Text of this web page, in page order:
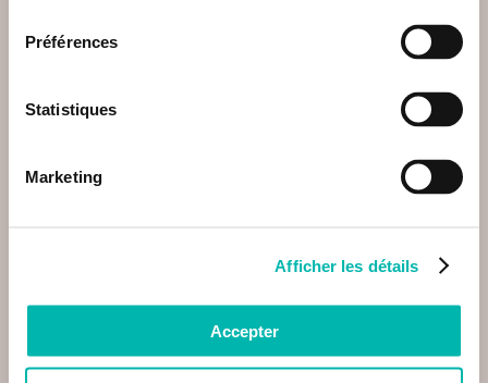
Préférences
Statistiques
Marketing
Afficher les détails
Accepter